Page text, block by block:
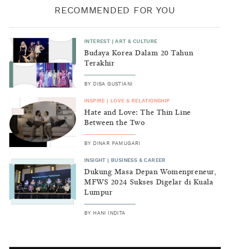
RECOMMENDED FOR YOU
INTEREST |ART & CULTURE
Budaya Korea Dalam 20 Tahun
Terakhir
BY DISA GUSTIANI
INSPIRE LOVE & RELATIONSHIP
Hate and Love: The Thin Line
Between the Two
BY DINAR PAMUGARI
INSIGHT BUSINESS & CAREER
Dukung Masa Depan Womenpreneur,
MFWS 2024 Sukses Digelar di Kuala
Lumpur
BY HANI INDITA